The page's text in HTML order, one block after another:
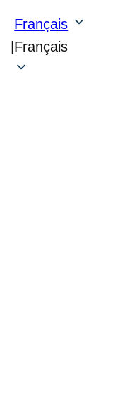
|
Français
Français